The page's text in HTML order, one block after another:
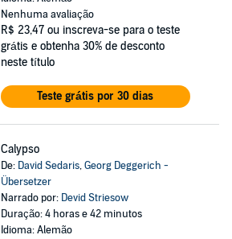
Nenhuma avaliação
R$ 23,47 ou inscreva-se para o teste
grátis e obtenha 30% de desconto
neste título
Teste grátis por 30 dias
Calypso
De: David Sedaris,Georg Deggerich -
Übersetzer
Narrado por: Devid Striesow
Duração: 4 horas e 42 minutos
Idioma: Alemão